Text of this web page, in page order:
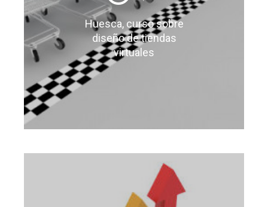
Huesca, curso sobre
diseño de tiendas
virtuales